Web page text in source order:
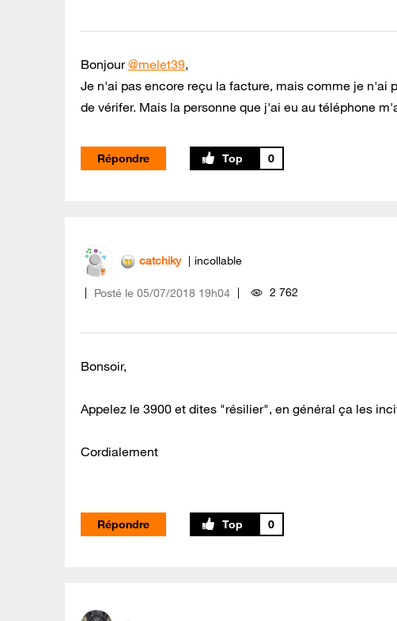
Bonjour@melet39,
Je n'ai pas encore reçu la facture, mais comme je
de vérifer. Mais la personne que j'ai eu au téléphone
Répondre 0
catchiky incollable
Posté le ‎05/07/2018 19h04 2 762
Bonsoir,
Appelez le 3900 et dites "résilier", en général ça les
Cordialement
Répondre 0